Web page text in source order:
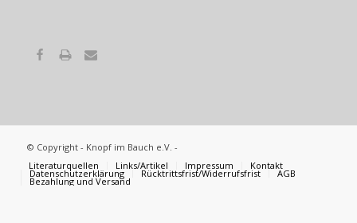
© Copyright - Knopf im Bauch e.V. -
Literaturquellen
Links/Artikel Impressum Kontakt
Datenschutzerklärung Rücktrittsfrist/Widerrufsfrist AGB
Bezahlung und Versand